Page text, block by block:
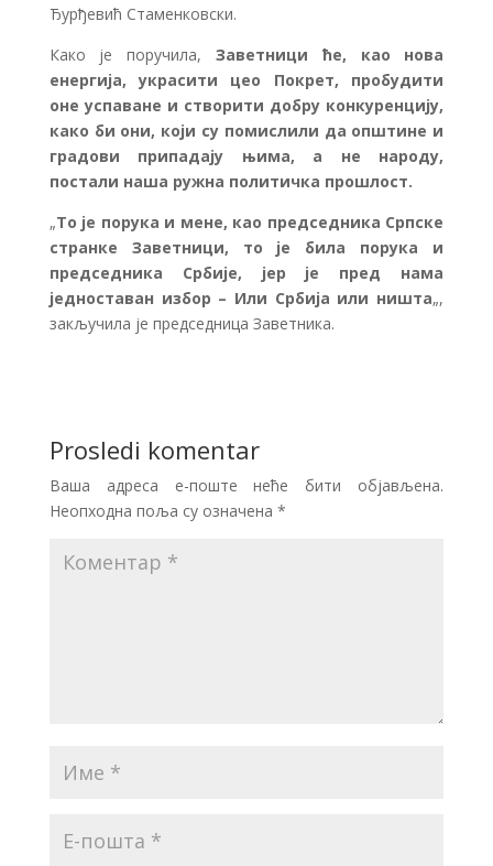
Ђурђевић Стаменковски.
Како је поручила, Заветници ће, као нова
енергија, украсити цео Покрет, пробудити
оне успаване и створити добру конкуренцију,
како би они, који су помислили да општине и
градови припадају њима, а не народу,
постали наша ружна политичка прошлост.
„То је порука и мене, као председника Српске
странке Заветници, то је била порука и
председника Србије, јер је пред нама
једноставан избор – Или Србија или ништа„,
закључила је председница Заветника.
Prosledi komentar
Ваша адреса е-поште неће бити објављена.
Неопходна поља су означена *